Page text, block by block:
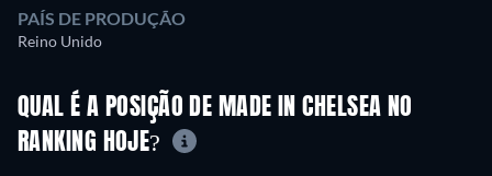
PAÍS DE PRODUÇÃO
Reino Unido
QUAL É A POSIÇÃO DE MADE IN CHELSEA NO
RANKING HOJE?